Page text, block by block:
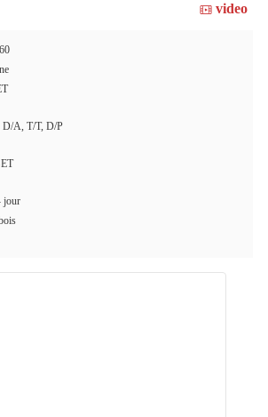
video
D/A, T/T, D/P
jour